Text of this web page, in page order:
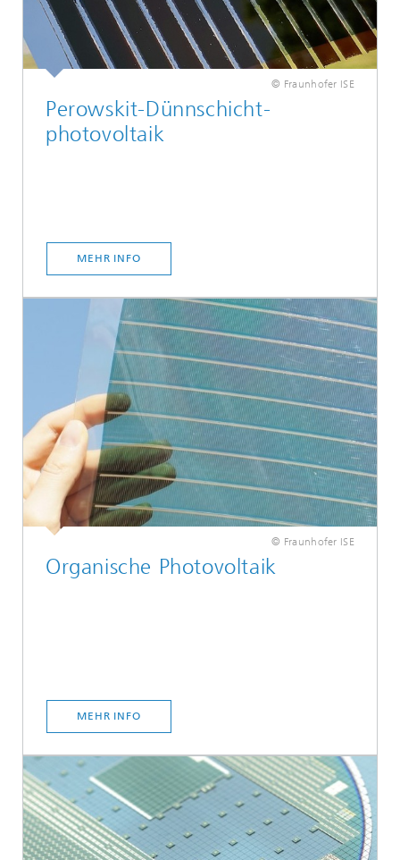
© Fraunhofer ISE
Perowskit-Dünnschicht­
photovoltaik
MEHR INFO
© Fraunhofer ISE
Organische Photovoltaik
MEHR INFO